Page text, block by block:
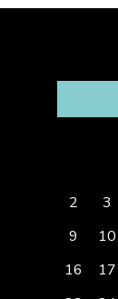
2
3
9
10
16
17